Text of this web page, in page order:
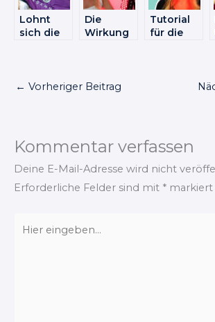
Lohnt
sich die
Koanna?
ein
Tutorial
Die
Wirkung
Wie das
veränder
n kann
Tutorial
für die
gegen
Falten
Pickel
← Vorheriger Beitrag
Kommentar verfassen
Deine E-Mail-Adresse wird nicht
Erforderliche Felder sind mit * markiert
eingeben…